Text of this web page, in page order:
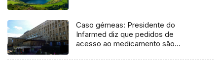
Caso gémeas: Presidente do
Infarmed diz que pedidos de
acesso ao medicamento são